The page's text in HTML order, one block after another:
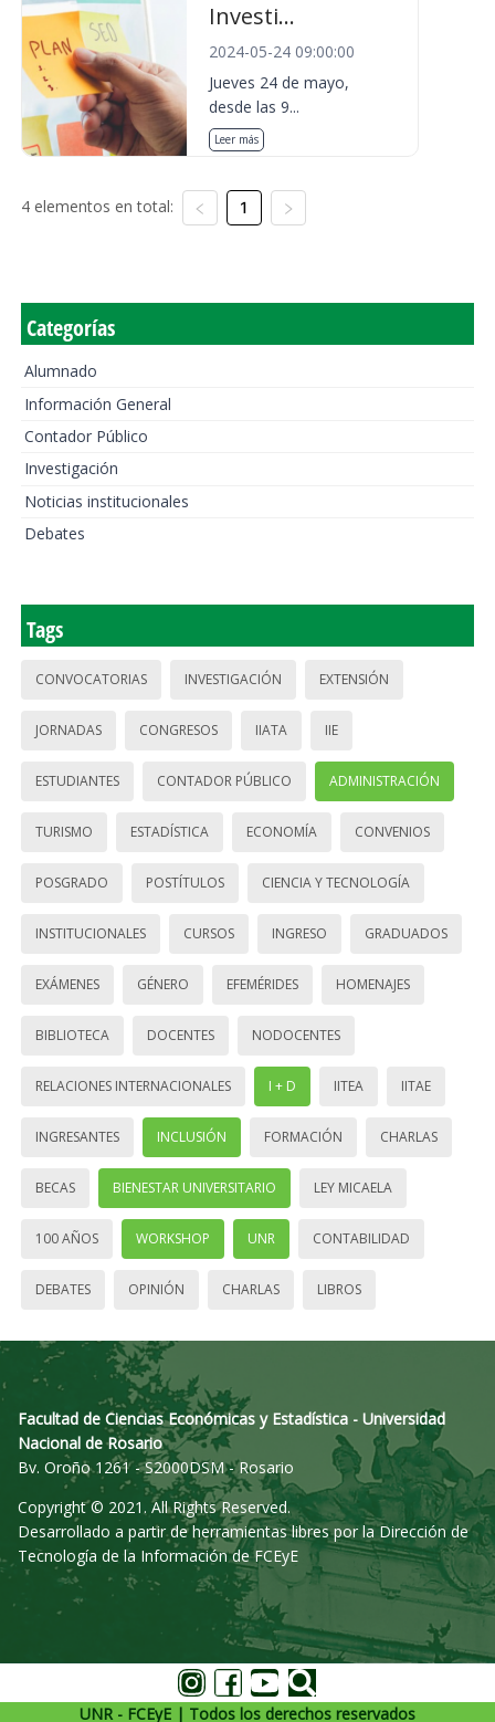
Investi...
2024-05-24 09:00:00
Jueves 24 de mayo,
desde las 9...
Leer más
4 elementos en total: 1
Categorías
Alumnado
Información General
Contador Público
Investigación
Noticias institucionales
Debates
Tags
CONVOCATORIAS INVESTIGACIÓN EXTENSIÓN
JORNADAS CONGRESOS IIATA IIE
ESTUDIANTES CONTADOR PÚBLICO ADMINISTRACIÓN
TURISMO ESTADÍSTICA ECONOMÍA CONVENIOS
POSGRADO POSTÍTULOS CIENCIA Y TECNOLOGÍA
INSTITUCIONALES CURSOS INGRESO GRADUADOS
EXÁMENES GÉNERO EFEMÉRIDES HOMENAJES
BIBLIOTECA DOCENTES NODOCENTES
RELACIONES INTERNACIONALES I + D IITEA IITAE
INGRESANTES INCLUSIÓN FORMACIÓN CHARLAS
BECAS BIENESTAR UNIVERSITARIO LEY MICAELA
100 AÑOS WORKSHOP UNR CONTABILIDAD
DEBATES OPINIÓN CHARLAS LIBROS
Facultad de Ciencias Económicas y Estadística - Universidad
Nacional de Rosario
Bv. Oroño 1261 - S2000DSM - Rosario
Copyright © 2021. All Rights Reserved.
Desarrollado a partir de herramientas libres por la Dirección de
Tecnología de la Información de FCEyE
UNR - FCEyE | Todos los derechos reservados